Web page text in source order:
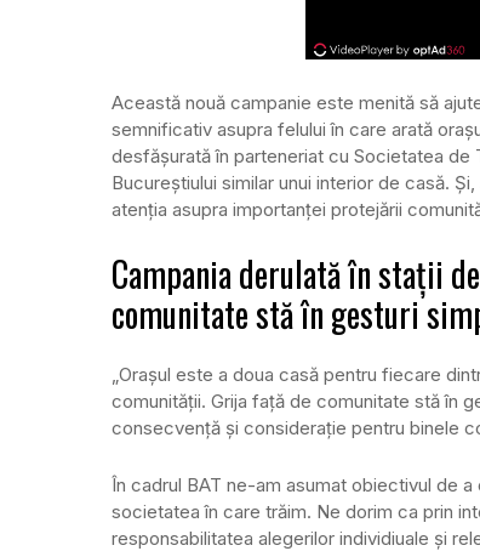
Această nouă campanie este menită să
semnificativ asupra felului în care arată
desfășurată în parteneriat cu Societatea
Bucureștiului similar unui interior de casă.
atenția asupra importanței protejării
Campania derulată în stații
comunitate stă în gesturi
„Orașul este a doua casă pentru fiecare
comunității. Grija față de comunitate stă în
consecvență și considerație pentru binele
În cadrul BAT ne-am asumat obiectivul de
societatea în care trăim. Ne dorim ca prin
responsabilitatea alegerilor individiuale și